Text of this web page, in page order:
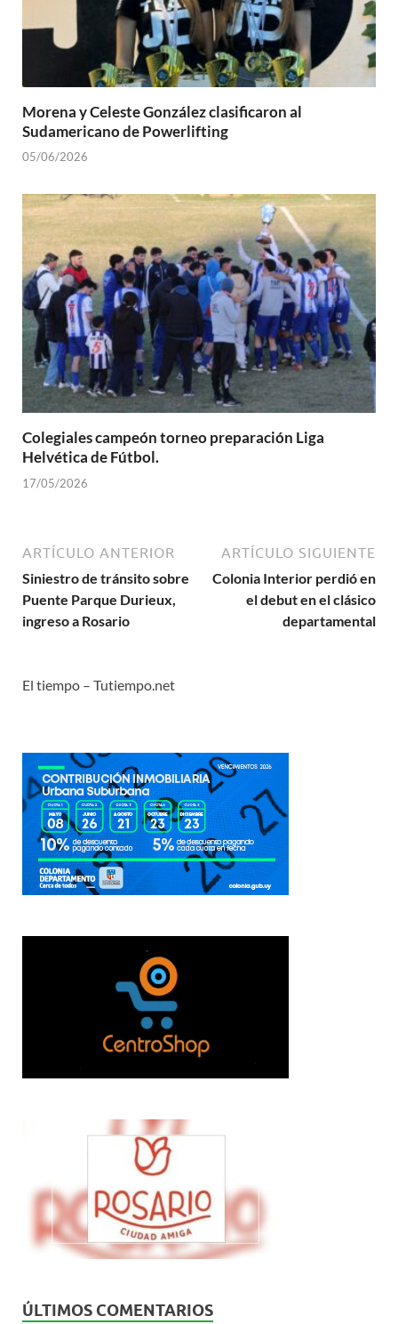
Morena y Celeste González clasificaron al
Sudamericano de Powerlifting
05/06/2026
Colegiales campeón torneo preparación Liga
Helvética de Fútbol.
17/05/2026
ARTÍCULO ANTERIOR
Siniestro de tránsito sobre
Puente Parque Durieux,
ingreso a Rosario
ARTÍCULO SIGUIENTE
Colonia Interior perdió en
el debut en el clásico
departamental
El tiempo – Tutiempo.net
ÚLTIMOS COMENTARIOS